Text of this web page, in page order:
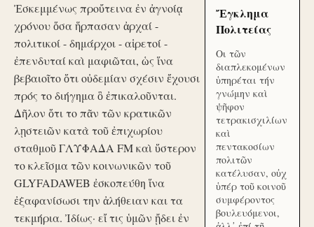
Ἐσκεμμένως προὔτεινα ἐν ἀγνοίᾳ
χρόνου ὅσα ἥρπασαν ἀρχαί -
πολιτικοί - δημάρχοι - αἱρετοί -
ἐπενδυταί καὶ μαφιῶται, ὡς ἵνα
βεβαιοῖτο ὅτι οὐδεμίαν σχέσιν ἔχουσι
πρός το διήγημα ὃ ἐπικαλοῦνται.
Δῆλον ὅτι το πᾶν τῶν κρατικῶν
λῃστειῶν κατὰ τοῦ ἐπιχωρίου
σταθμοῦ ΓΛΥΦΑΔΑ FM καὶ ὕστερον
το κλεῖσμα τῶν κοινωνικῶν τοῦ
GLYFADAWEB ἐσκοπεύθη ἵνα
ἐξαφανίσωσι την ἀλήθειαν και τα
τεκμήρια. Ἰδίως· εἴ τις ὑμῶν ᾔδει ἐν
Ἔγκλημα
Πολιτείας
Οι τῶν
διαπλεκομένων
ὑπηρέται τήν
γνώμην καὶ
ψῆφον
τετρακισχιλίων
καὶ
πεντακοσίων
πολιτῶν
κατέλυσαν, οὐχ
ὑπέρ τοῦ κοινοῦ
συμφέροντος
βουλευόμενοι,